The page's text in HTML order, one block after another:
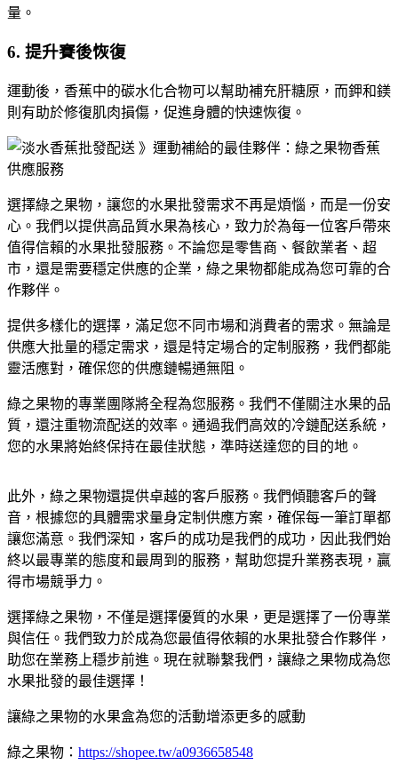
量。
6. 提升賽後恢復
運動後，香蕉中的碳水化合物可以幫助補充肝糖原，而鉀和鎂
則有助於修復肌肉損傷，促進身體的快速恢復。
選擇綠之果物，讓您的水果批發需求不再是煩惱，而是一份安
心。我們以提供高品質水果為核心，致力於為每一位客戶帶來
值得信賴的水果批發服務。不論您是零售商、餐飲業者、超
市，還是需要穩定供應的企業，綠之果物都能成為您可靠的合
作夥伴。
提供多樣化的選擇，滿足您不同市場和消費者的需求。無論是
供應大批量的穩定需求，還是特定場合的定制服務，我們都能
靈活應對，確保您的供應鏈暢通無阻。
綠之果物的專業團隊將全程為您服務。我們不僅關注水果的品
質，還注重物流配送的效率。通過我們高效的冷鏈配送系統，
您的水果將始終保持在最佳狀態，準時送達您的目的地。
此外，綠之果物還提供卓越的客戶服務。我們傾聽客戶的聲
音，根據您的具體需求量身定制供應方案，確保每一筆訂單都
讓您滿意。我們深知，客戶的成功是我們的成功，因此我們始
終以最專業的態度和最周到的服務，幫助您提升業務表現，贏
得市場競爭力。
選擇綠之果物，不僅是選擇優質的水果，更是選擇了一份專業
與信任。我們致力於成為您最值得依賴的水果批發合作夥伴，
助您在業務上穩步前進。現在就聯繫我們，讓綠之果物成為您
水果批發的最佳選擇！
讓綠之果物的水果盒為您的活動增添更多的感動
綠之果物： https://shopee.tw/a0936658548